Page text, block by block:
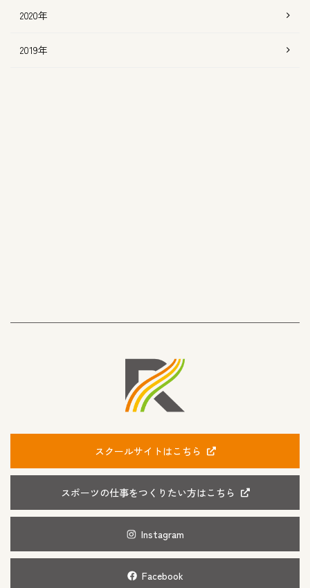
2020年
2019年
スクールサイトはこちら
スポーツの仕事をつくりたい方はこちら
Instagram
Facebook